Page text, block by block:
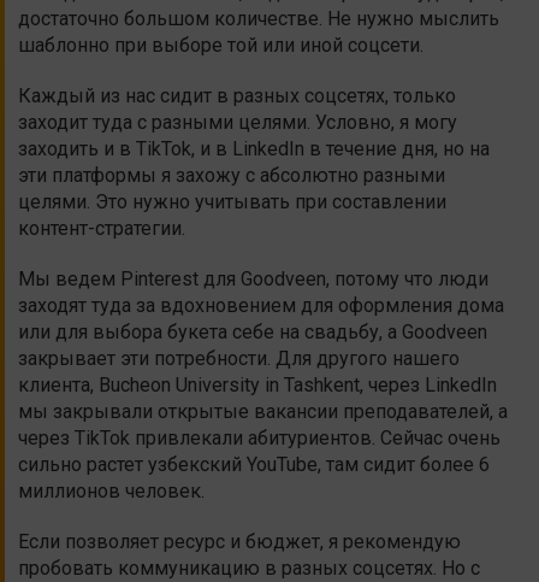
достаточно большом количестве. Не нужно мыслить
шаблонно при выборе той или иной соцсети.
Каждый из нас сидит в разных соцсетях, только
заходит туда с разными целями. Условно, я могу
заходить и в TikTok, и в LinkedIn в течение дня, но на
эти платформы я захожу с абсолютно разными
целями. Это нужно учитывать при составлении
контент-стратегии.
Мы ведем Pinterest для Goodveen, потому что люди
заходят туда за вдохновением для оформления дома
или для выбора букета себе на свадьбу, а Goodveen
закрывает эти потребности. Для другого нашего
клиента, Bucheon University in Tashkent, через LinkedIn
мы закрывали открытые вакансии преподавателей, а
через TikTok привлекали абитуриентов. Сейчас очень
сильно растет узбекский YouTube, там сидит более 6
миллионов человек.
Если позволяет ресурс и бюджет, я рекомендую
пробовать коммуникацию в разных соцсетях. Но с